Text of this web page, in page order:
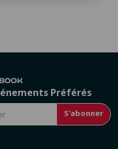
Préférés
S'abonner